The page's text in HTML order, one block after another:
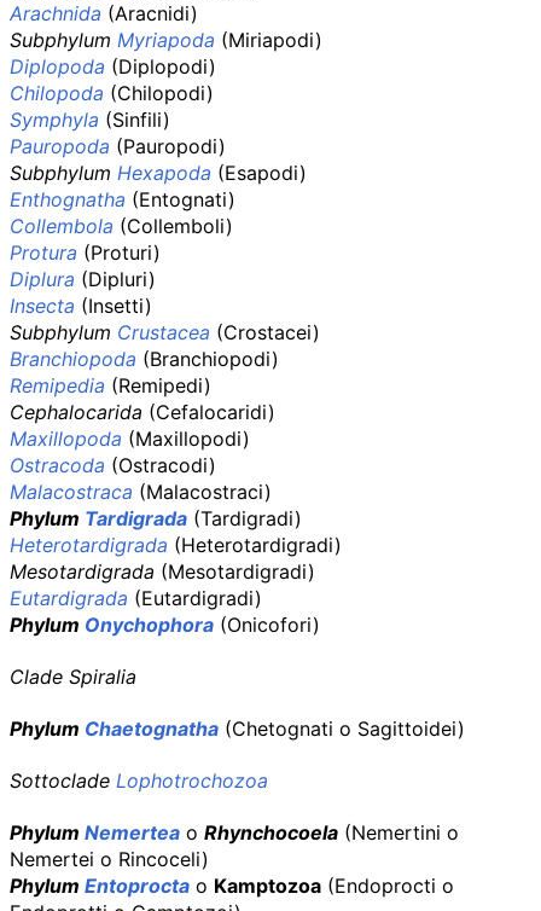
Arachnida (Aracnidi)
Subphylum Myriapoda (Miriapodi)
Diplopoda (Diplopodi)
Chilopoda (Chilopodi)
Symphyla (Sinfili)
Pauropoda (Pauropodi)
Subphylum Hexapoda (Esapodi)
Enthognatha (Entognati)
Collembola (Collemboli)
Protura (Proturi)
Diplura (Dipluri)
Insecta (Insetti)
Subphylum Crustacea (Crostacei)
Branchiopoda (Branchiopodi)
Remipedia (Remipedi)
Cephalocarida (Cefalocaridi)
Maxillopoda (Maxillopodi)
Ostracoda (Ostracodi)
Malacostraca (Malacostraci)
Phylum Tardigrada (Tardigradi)
Heterotardigrada (Heterotardigradi)
Mesotardigrada (Mesotardigradi)
Eutardigrada (Eutardigradi)
Phylum Onychophora (Onicofori)
Clade Spiralia
Phylum Chaetognatha (Chetognati o Sagittoidei)
Sottoclade Lophotrochozoa
Phylum Nemertea o Rhynchocoela (Nemertini o
Nemertei o Rincoceli)
Phylum Entoprocta o Kamptozoa (Endoprocti o